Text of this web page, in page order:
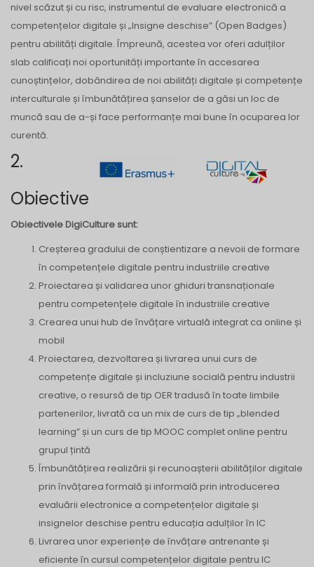
nivel scăzut și cu risc, instrumentul de evaluare electronică a
competențelor digitale și „Insigne deschise” (Open Badges)
pentru abilități digitale. Împreună, acestea vor oferi adulților
slab calificați noi oportunități importante în accesarea
cunoștințelor, dobândirea de noi abilități digitale și competențe
interculturale și îmbunătățirea șanselor de a găsi un loc de
muncă sau de a-și face performanțe mai bune în ocuparea lor
curentă.
2.
Obiective
Obiectivele DigiCulture sunt:
Creșterea gradului de conștientizare a nevoii de formare
în competențele digitale pentru industriile creative
Proiectarea și validarea unor ghiduri transnaționale
pentru competențele digitale în industriile creative
Crearea unui hub de învățare virtuală integrat ca online și
mobil
Proiectarea, dezvoltarea și livrarea unui curs de
competențe digitale și incluziune socială pentru industrii
creative, o resursă de tip OER tradusă în toate limbile
partenerilor, livrată ca un mix de curs de tip „blended
learning” și un curs de tip MOOC complet online pentru
grupul țintă
Îmbunătățirea realizării și recunoașterii abilităților digitale
prin învățarea formală și informală prin introducerea
evaluării electronice a competențelor digitale și
insignelor deschise pentru educația adulților în IC
Livrarea unor experiențe de învățare antrenante și
eficiente în cursul competențelor digitale pentru IC